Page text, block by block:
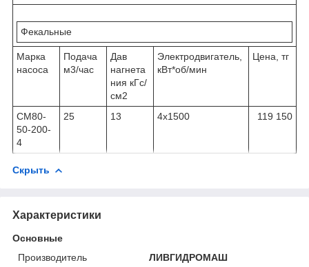
Фекальные
Марка
насоса
Подача
м3/час
Дав
нагнета
ния кГс/
см2
Электродвигатель,
кВт*об/мин
Цена, тг
СМ80-
50-200-
4
25 13 4х1500 119 150
Скрыть
Характеристики
Основные
Производитель
ЛИВГИДРОМАШ